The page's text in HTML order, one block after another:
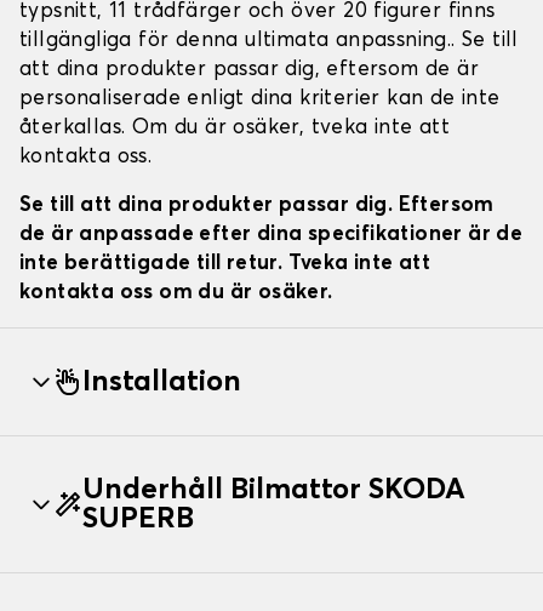
typsnitt, 11 trådfärger och över 20 figurer finns
tillgängliga för denna ultimata anpassning.. Se till
att dina produkter passar dig, eftersom de är
personaliserade enligt dina kriterier kan de inte
återkallas. Om du är osäker, tveka inte att
kontakta oss.
Se till att dina produkter passar dig. Eftersom
de är anpassade efter dina specifikationer är de
inte berättigade till retur. Tveka inte att
kontakta oss om du är osäker.
Installation
Underhåll Bilmattor SKODA
SUPERB